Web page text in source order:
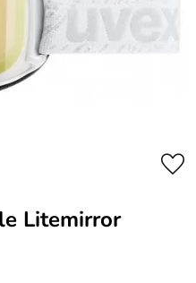
Litemirror